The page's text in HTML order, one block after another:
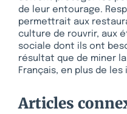
de leur entourage.
permettrait aux
culture de rouvrir, aux
sociale dont ils ont
résultat que de miner
Français, en plus de
Articles